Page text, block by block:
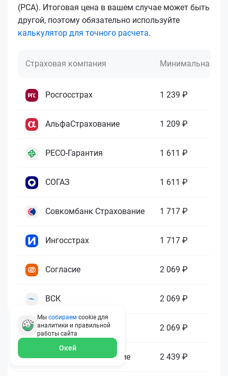
(РСА). Итоговая цена в вашем случае может быть
другой, поэтому обязательно используйте
калькулятор для точного расчета.
Страховая компания Минимальная
Росгосстрах 1 239 ₽
АльфаСтрахование 1 209 ₽
РЕСО-Гарантия 1 611 ₽
СОГАЗ 1 611 ₽
Совкомбанк Страхование 1 717 ₽
Ингосстрах 1 717 ₽
Согласие 2 069 ₽
ВСК 2 069 ₽
Югория 2 069 ₽
Абсолют Страхование 2 439 ₽
Мы собираем cookie для
аналитики и правильной
работы сайта
Окей